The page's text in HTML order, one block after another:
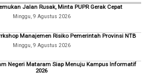
Jalan Rusak, Minta PUPR Gerak Cepat
Minggu, 9 Agustus 2026
Manajemen Risiko Pemerintah Provinsi NTB
Minggu, 9 Agustus 2026
Negeri Mataram Siap Menuju Kampus Informatif
2026